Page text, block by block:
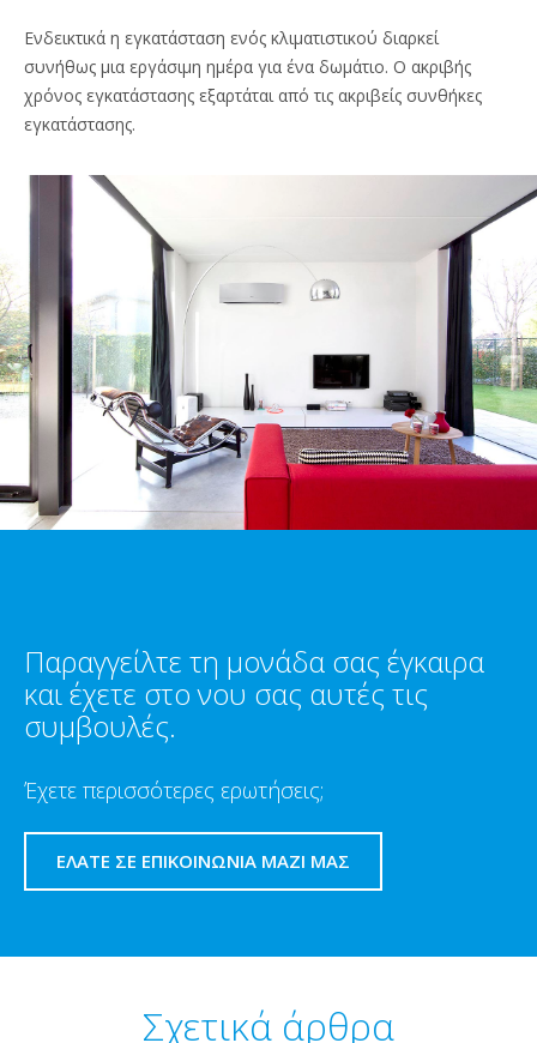
Ενδεικτικά η εγκατάσταση ενός κλιματιστικού διαρκεί
συνήθως μια εργάσιμη ημέρα για ένα δωμάτιο. Ο ακριβής
χρόνος εγκατάστασης εξαρτάται από τις ακριβείς συνθήκες
εγκατάστασης.
Παραγγείλτε τη μονάδα σας έγκαιρα
και έχετε στο νου σας αυτές τις
συμβουλές.
Έχετε περισσότερες ερωτήσεις;
ΕΛΆΤΕ ΣΕ ΕΠΙΚΟΙΝΩΝΊΑ ΜΑΖΊ ΜΑΣ
Σχετικά άρθρα